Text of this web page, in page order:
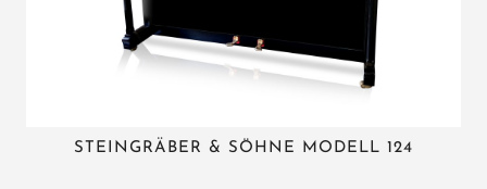
STEINGRÄBER & SÖHNE MODELL 124